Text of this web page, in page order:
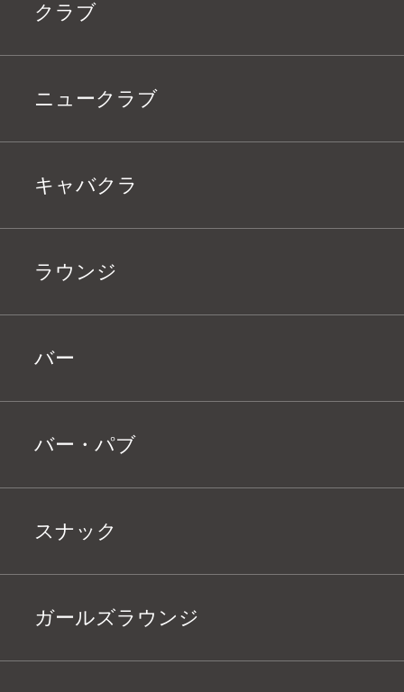
クラブ
ニュークラブ
キャバクラ
ラウンジ
バー
バー・パブ
スナック
ガールズラウンジ